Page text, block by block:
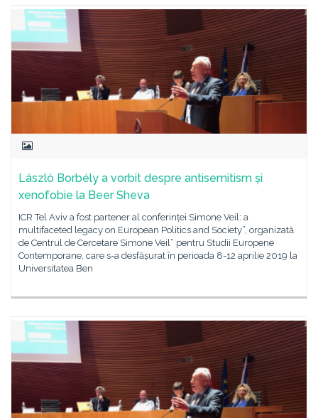
László Borbély a vorbit despre antisemitism și
xenofobie la Beer Sheva
ICR Tel Aviv a fost partener al conferinței Simone Veil: a
multifaceted legacy on European Politics and Society”, organizată
de Centrul de Cercetare Simone Veil” pentru Studii Europene
Contemporane, care s-a desfășurat în perioada 8-12 aprilie 2019 la
Universitatea Ben